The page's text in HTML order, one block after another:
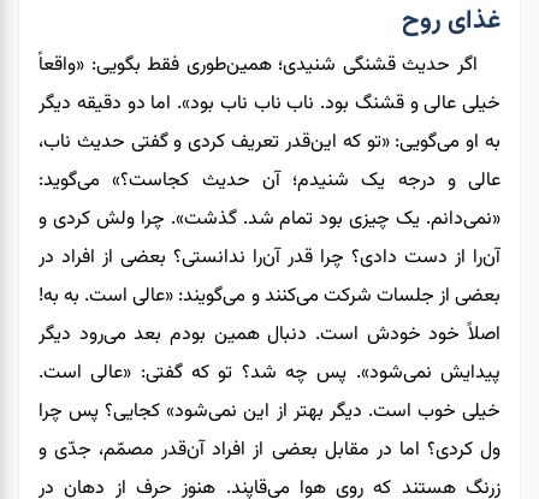
غذای روح
اگر حدیث قشنگی شنیدی؛ همینطوری فقط بگویی: «واقعاً
خیلی عالی و قشنگ بود. ناب ناب ناب بود». اما دو دقیقه دیگر
به او می‌گویی: «تو که این‌قدر تعریف کردی و گفتی حدیث ناب،
عالی و درجه یک شنیدم؛ آن حدیث کجاست؟» می‌گوید:
«نمی‌دانم. یک چیزی بود تمام شد. گذشت». چرا ولش کردی و
آن‌را از دست دادی؟ چرا قدر آن‌را ندانستی؟ بعضی از افراد در
بعضی از جلسات شرکت می‌کنند و می‌گویند: «عالی است. به به!
اصلاً خود خودش است. دنبال همین بودم بعد می‌رود دیگر
پیدایش نمی‌شود».‌ پس چه شد؟ تو که گفتی: «عالی است.
خیلی خوب است. دیگر بهتر از این نمی‌شود» کجایی؟ پس چرا
ول کردی؟ اما در مقابل بعضی از افراد آن‌قدر مصمّم، جدّی و
زرنگ هستند که روی هوا می‌قاپند. هنوز حرف از دهان در